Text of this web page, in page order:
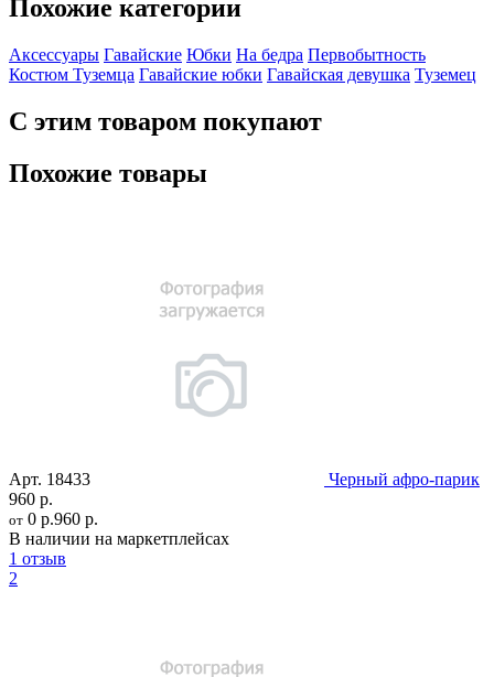
Похожие категории
Аксессуары Гавайские Юбки На бедра Первобытность
Костюм Туземца Гавайские юбки Гавайская девушка Туземец
С этим товаром покупают
Похожие товары
Арт. 18433
Черный афро-парик
960 р.
от 0 р.960 р.
В наличии на маркетплейсах
1 отзыв
2